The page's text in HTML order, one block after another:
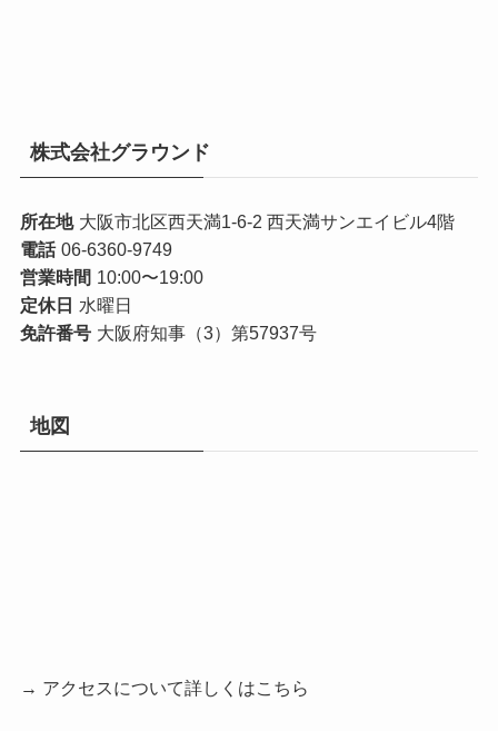
株式会社グラウンド
所在地 大阪市北区西天満1-6-2 西天満サンエイビル4階
電話 06-6360-9749
営業時間 10:00〜19:00
定休日 水曜日
免許番号 大阪府知事（3）第57937号
地図
→ アクセスについて詳しくはこちら